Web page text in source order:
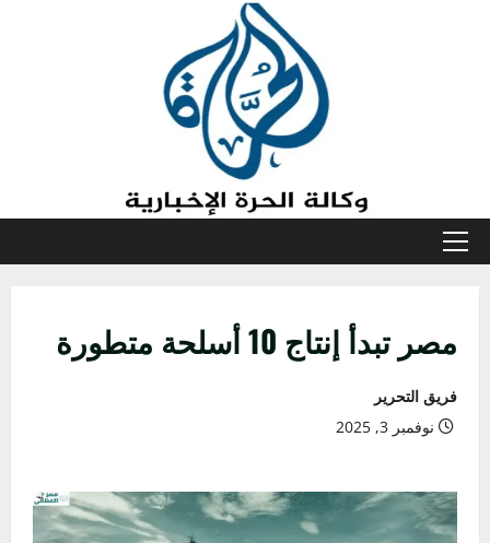
القائمة
مصر تبدأ إنتاج 10 أسلحة متطورة
فريق التحرير
نوفمبر 3, 2025